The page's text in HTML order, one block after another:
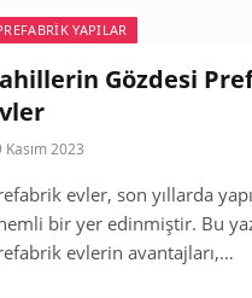
YAPILAR
Gözdesi
Kasım 2023
evler, son yıllarda
bir yer edinmiştir. Bu
evlerin avantajları,…